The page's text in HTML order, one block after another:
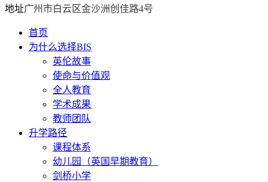
地址广州市白云区金沙洲创佳路4号
首页
为什么选择BIS
英伦故事
使命与价值观
全人教育
学术成果
教师团队
升学路径
课程体系
幼儿园（英国早期教育）
剑桥小学